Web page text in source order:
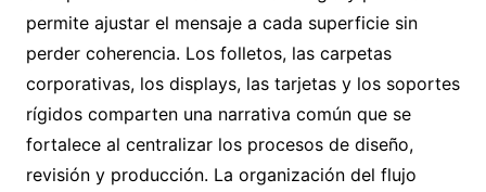
permite ajustar el mensaje a cada superficie sin
perder coherencia. Los folletos, las carpetas
corporativas, los displays, las tarjetas y los soportes
rígidos comparten una narrativa común que se
fortalece al centralizar los procesos de diseño,
revisión y producción. La organización del flujo